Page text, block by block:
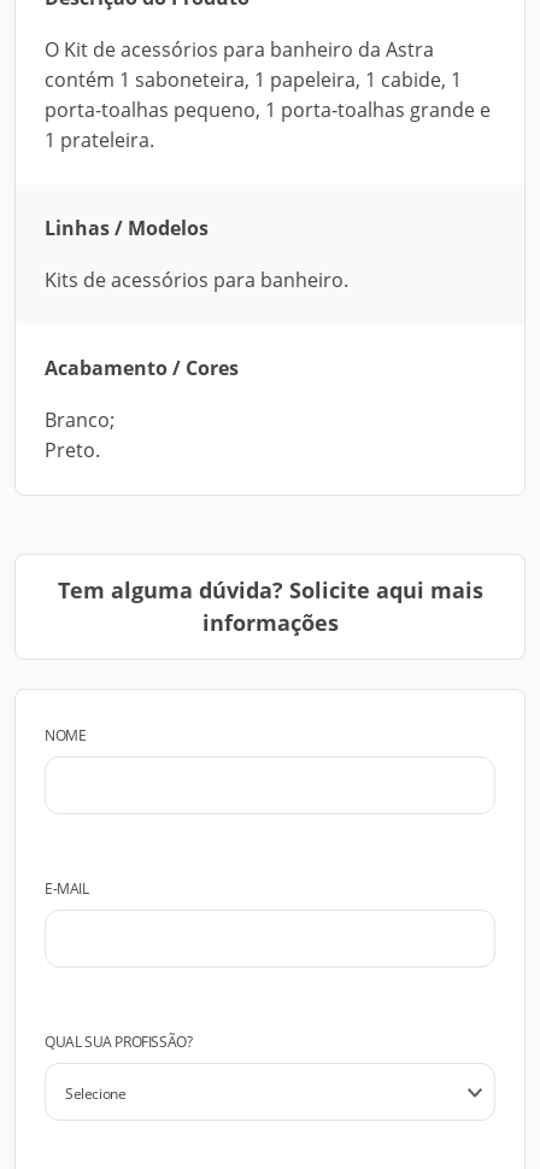
O Kit de acessórios para banheiro da Astra
contém 1 saboneteira, 1 papeleira, 1 cabide, 1
porta-toalhas pequeno, 1 porta-toalhas grande e
1 prateleira.
Linhas / Modelos
Kits de acessórios para banheiro.
Acabamento / Cores
Branco;
Preto.
Tem alguma dúvida? Solicite aqui mais
informações
NOME
E-MAIL
QUAL SUA PROFISSÃO?